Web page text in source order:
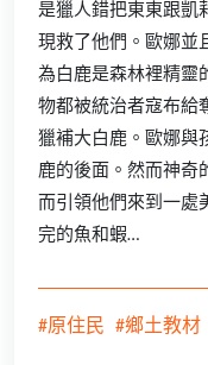
是獵人錯把東東跟凱
現救了他們。歐娜並
為白鹿是森林裡精靈
物都被統治者寇布給
獵補大白鹿。歐娜與
鹿的後面。然而神奇
而引領他們來到一處
完的魚和蝦…
#原住民 #鄉土教材